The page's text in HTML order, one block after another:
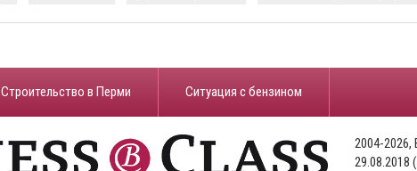
Строительство в Перми ​Ситуация с бензином
2004-2026,
29.08.2018